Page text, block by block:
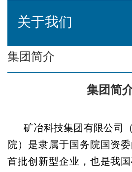
关于我们
集团简介
集团简
矿冶科技集团有限公司
院）是隶属于国务院国资
首批创新型企业，也是我